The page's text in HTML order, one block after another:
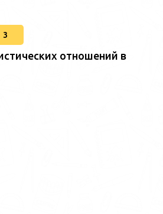
3
отношений в